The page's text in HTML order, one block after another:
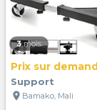
3 mois
Prix sur
Support
location_on Bamako, Mali